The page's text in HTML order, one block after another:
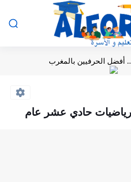
الحرفيين بالمغرب